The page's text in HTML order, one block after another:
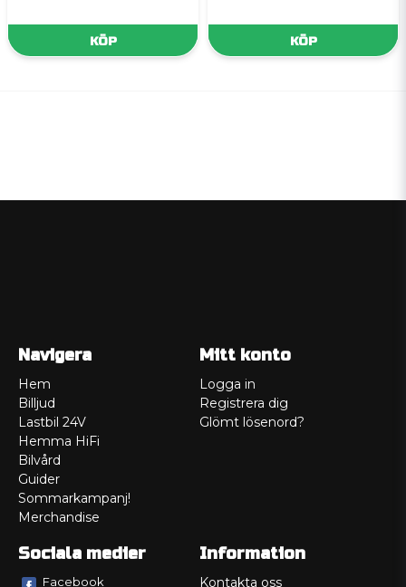
KÖP KÖP
Navigera
Hem
Billjud
Lastbil 24V
Hemma HiFi
Bilvård
Guider
Sommarkampanj!
Merchandise
Mitt konto
Logga in
Registrera dig
Glömt lösenord?
Sociala medier
Facebook
Information
Kontakta oss